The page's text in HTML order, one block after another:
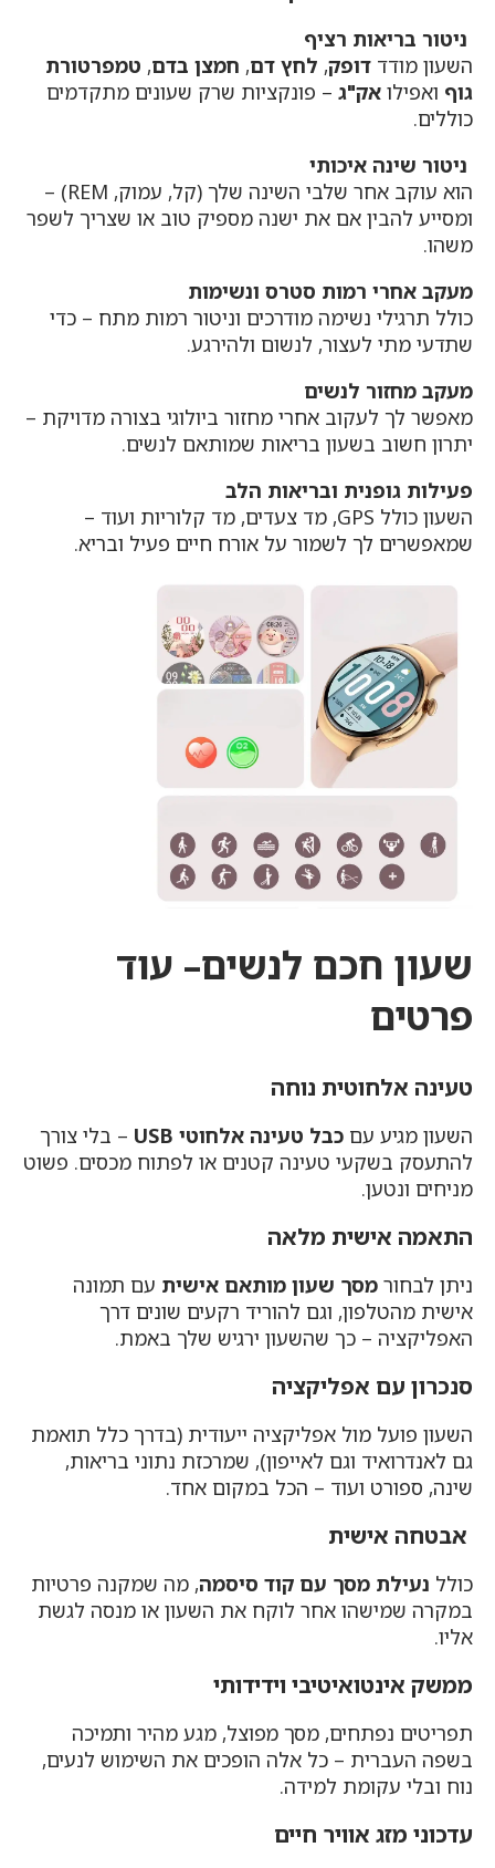
ניטור בריאות רציף
השעון מודד דופק, לחץ דם, חמצן בדם, טמפרטורת
גוף ואפילו אק"ג – פונקציות שרק שעונים מתקדמים
כוללים.
ניטור שינה איכותי
הוא עוקב אחר שלבי השינה שלך (קל, עמוק, REM) –
ומסייע להבין אם את ישנה מספיק טוב או שצריך לשפר
משהו.
מעקב אחרי רמות סטרס ונשימות
כולל תרגילי נשימה מודרכים וניטור רמות מתח – כדי
שתדעי מתי לעצור, לנשום ולהירגע.
מעקב מחזור לנשים
מאפשר לך לעקוב אחרי מחזור ביולוגי בצורה מדויקת –
יתרון חשוב בשעון בריאות שמותאם לנשים.
פעילות גופנית ובריאות הלב
השעון כולל GPS, מד צעדים, מד קלוריות ועוד –
שמאפשרים לך לשמור על אורח חיים פעיל ובריא.
שעון חכם לנשים– עוד
פרטים
טעינה אלחוטית נוחה
השעון מגיע עם כבל טעינה אלחוטי USB
– בלי צורך
להתעסק בשקעי טעינה קטנים או לפתוח מכסים. פשוט
מניחים ונטען.
התאמה אישית מלאה
ניתן לבחור מסך שעון מותאם אישית עם תמונה
אישית מהטלפון, וגם להוריד רקעים שונים דרך
האפליקציה – כך שהשעון ירגיש שלך באמת.
סנכרון עם אפליקציה
השעון פועל מול אפליקציה ייעודית (בדרך כלל תואמת
גם לאנדרואיד וגם לאייפון), שמרכזת נתוני בריאות,
שינה, ספורט ועוד – הכל במקום אחד.
אבטחה אישית
כולל נעילת מסך עם קוד סיסמה, מה שמקנה פרטיות
במקרה שמישהו אחר לוקח את השעון או מנסה לגשת
אליו.
ממשק אינטואיטיבי וידידותי
תפריטים נפתחים, מסך מפוצל, מגע מהיר ותמיכה
בשפה העברית – כל אלה הופכים את השימוש לנעים,
נוח ובלי עקומת למידה.
עדכוני מזג אוויר חיים